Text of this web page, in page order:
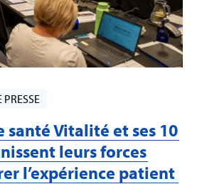
santé Vitalité et ses 10
leurs forces
l’expérience patient